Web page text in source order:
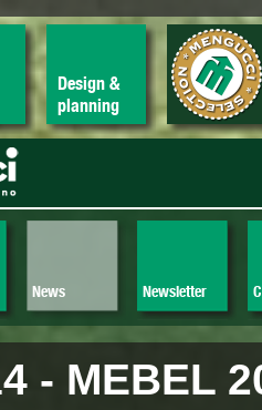
Design &
planning
News Newsletter
- MEBEL